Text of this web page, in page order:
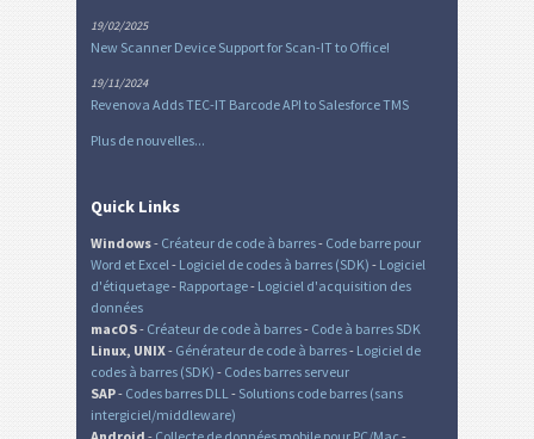
19/02/2025
New Scanner Device Support for Scan-IT to Office!
19/11/2024
Revenova Adds TEC-IT Barcode API to Salesforce TMS
Plus de nouvelles...
Quick Links
Windows- Créateur de code à barres- Code barre pour
Word et Excel- Logiciel de codes à barres (SDK) - Logiciel
d'étiquetage- Rapportage- Logiciel d'acquisition des
données
macOS- Créateur de code à barres- Code à barres SDK
Linux, UNIX- Générateur de code à barres- Logiciel de
codes à barres (SDK) - Codes barres serveur
SAP- Codes barres DLL- Solutions code barres (sans
intergiciel/middleware)